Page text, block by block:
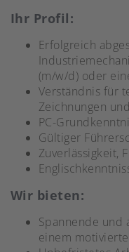
Ihr Profil:
Erfolgreich
(m/w/d) oder
Verständnis für
Zeichnungen
PC-
Gültiger
Zuverlässigkeit,
Wir bieten:
Spannende und
einem